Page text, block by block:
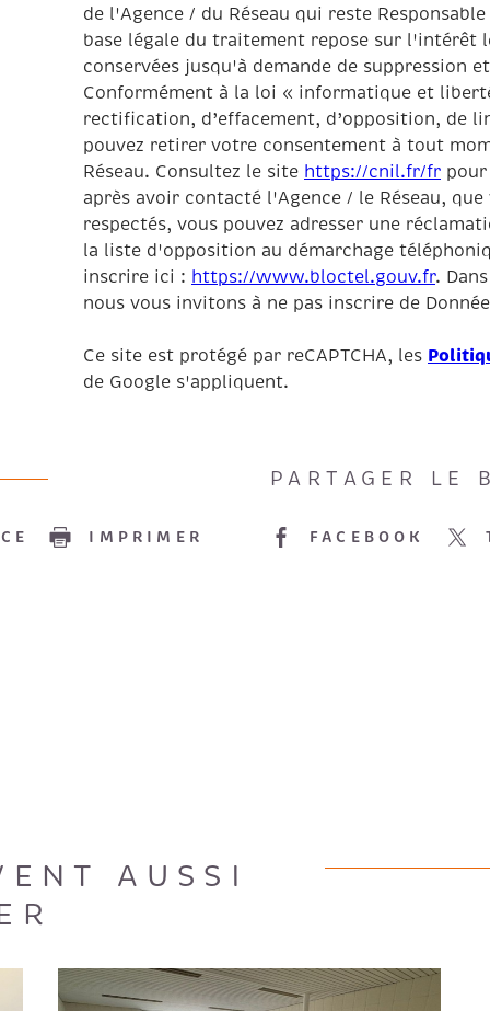
de l'Agence / du Réseau qui reste
base légale du traitement repose sur l'intérêt
conservées jusqu'à demande de suppression
Conformément à la loi « informatique et
rectification, d’effacement, d’opposition, de
pouvez retirer votre consentement à tout
Réseau. Consultez le site https://cnil.fr/fr
après avoir contacté l'Agence / le Réseau,
respectés, vous pouvez adresser une
la liste d'opposition au démarchage
inscrire ici : https://www.bloctel.gouv.fr.
nous vous invitons à ne pas inscrire de
Ce site est protégé par reCAPTCHA, les
de Google s'appliquent.
IMPRIMER
PARTAGER LE
FACEBOOK
AUSSI